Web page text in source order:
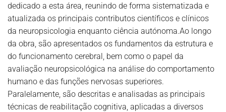
dedicado a esta área, reunindo de forma sistematizada e
atualizada os principais contributos científicos e clínicos
da neuropsicologia enquanto ciência autónoma.Ao longo
da obra, são apresentados os fundamentos da estrutura e
do funcionamento cerebral, bem como o papel da
avaliação neuropsicológica na análise do comportamento
humano e das funções nervosas superiores.
Paralelamente, são descritas e analisadas as principais
técnicas de reabilitação cognitiva, aplicadas a diversos